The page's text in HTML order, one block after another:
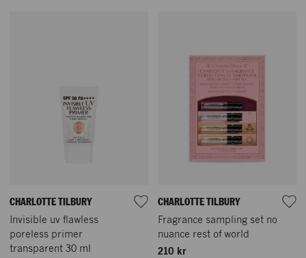
CHARLOTTE TILBURY
Invisible uv flawless
poreless primer
transparent 30 ml
CHARLOTTE TILBURY
Fragrance sampling set no
nuance rest of world
210 kr